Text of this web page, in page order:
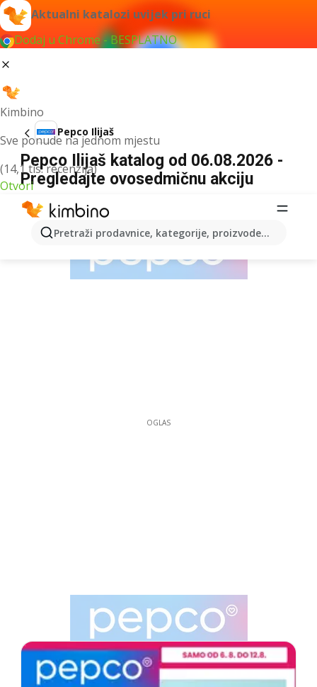
Aktualni katalozi uvijek pri ruci
Dodaj u Chrome - BESPLATNO
Kimbino
Sve ponude na jednom mjestu
(14,1 tis. recenzija)
Otvori
Pretraži prodavnice, kategorije, proizvode...
Pepco Ilijaš
Pepco Ilijaš katalog od 06.08.2026 -
Pregledajte ovosedmičnu akciju
OGLAS